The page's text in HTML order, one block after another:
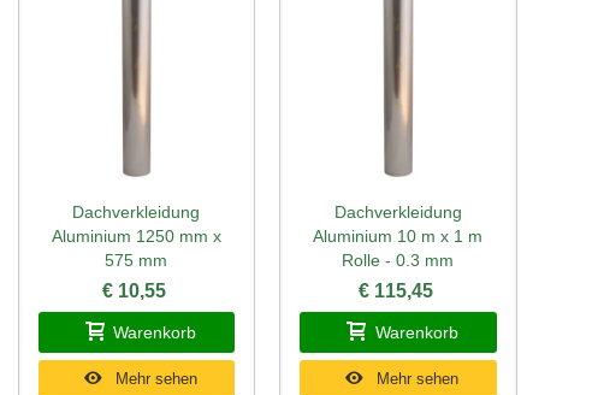
Schnellansicht
Dachverkleidung
Aluminium 1250 mm x
575 mm
€ 10,55
Warenkorb
Mehr sehen
Schnellansicht
Dachverkleidung
Aluminium 10 m x 1 m
Rolle - 0.3 mm
€ 115,45
Warenkorb
Mehr sehen